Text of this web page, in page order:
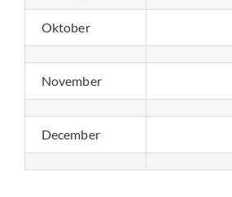
Oktober
November
December